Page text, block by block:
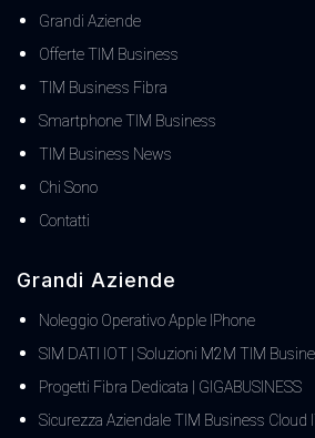
Grandi Aziende
Offerte TIM Business
TIM Business Fibra
Smartphone TIM Business
TIM Business News
Chi Sono
Contatti
Grandi Aziende
Noleggio Operativo Apple IPhone
SIM DATI IOT | Soluzioni M2M TIM
Progetti Fibra Dedicata | GIGABUSINESS
Sicurezza Aziendale TIM Business Cloud